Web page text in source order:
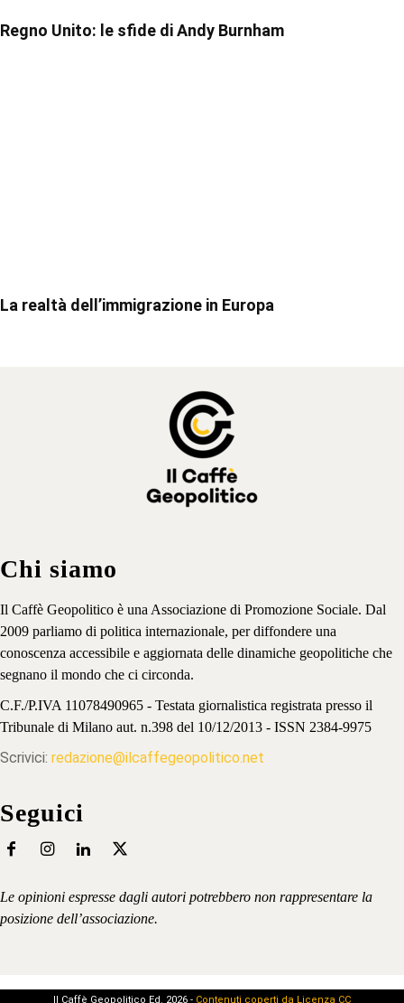
Regno Unito: le sfide di Andy Burnham
La realtà dell’immigrazione in Europa
Chi siamo
Il Caffè Geopolitico è una Associazione di Promozione Sociale. Dal
2009 parliamo di politica internazionale, per diffondere una
conoscenza accessibile e aggiornata delle dinamiche geopolitiche che
segnano il mondo che ci circonda.
C.F./P.IVA 11078490965 - Testata giornalistica registrata presso il
Tribunale di Milano aut. n.398 del 10/12/2013 - ISSN 2384-9975
Scrivici: redazione@ilcaffegeopolitico.net
Seguici
Le opinioni espresse dagli autori potrebbero non rappresentare la
posizione dell’associazione.
Il Caffè Geopolitico Ed. 2026 - Contenuti coperti da Licenza CC